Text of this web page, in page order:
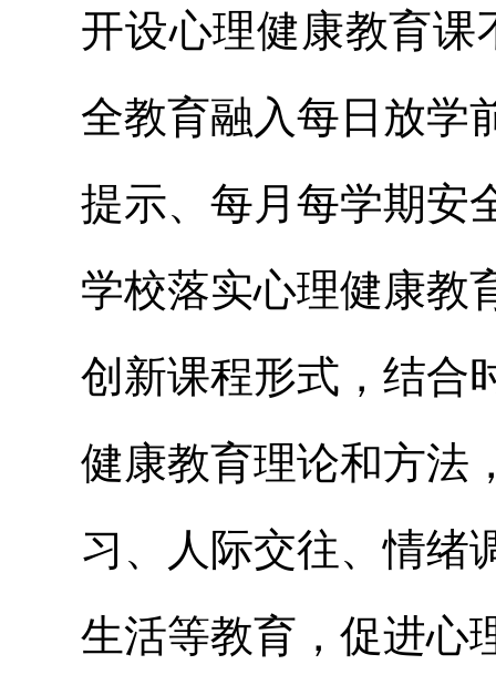
开设心理健康教育课
全教育融入每日放学
提示、每月每学期安
学校落实心理健康教
创新课程形式，结合
健康教育理论和方法
习、人际交往、情绪
生活等教育，促进心